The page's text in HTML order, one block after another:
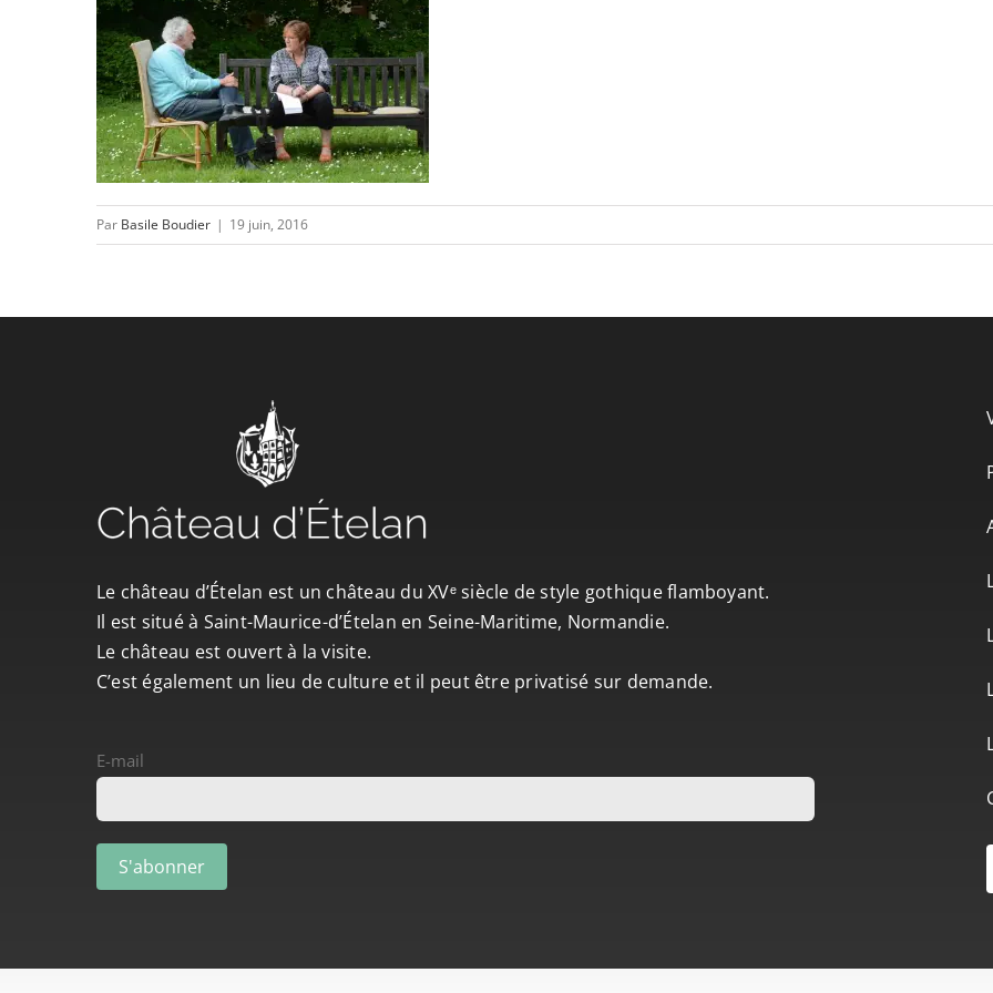
Par Basile Boudier | 19 juin, 2016
Le château d’Ételan est un château du XVᵉ siècle de style gothique flamboyant.
Il est situé à Saint-Maurice-d’Ételan en Seine-Maritime, Normandie.
Le château est ouvert à la visite.
C’est également un lieu de culture et il peut être privatisé sur demande.
E-mail